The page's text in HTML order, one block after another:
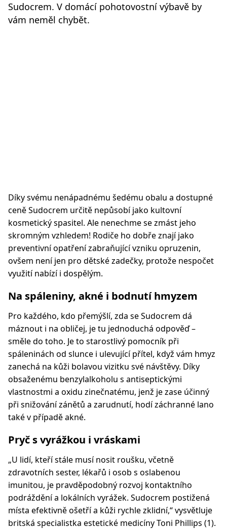
Sudocrem. V domácí pohotovostní výbavě by
vám neměl chybět.
Díky svému nenápadnému šedému obalu a dostupné
ceně Sudocrem určitě nepůsobí jako kultovní
kosmetický spasitel. Ale nenechme se zmást jeho
skromným vzhledem! Rodiče ho dobře znají jako
preventivní opatření zabraňující vzniku opruzenin,
ovšem není jen pro dětské zadečky, protože nespočet
využití nabízí i dospělým.
Na spáleniny, akné i bodnutí hmyzem
Pro každého, kdo přemýšlí, zda se Sudocrem dá
máznout i na obličej, je tu jednoduchá odpověď –
směle do toho. Je to starostlivý pomocník při
spáleninách od slunce i ulevující přítel, když vám hmyz
zanechá na kůži bolavou vizitku své návštěvy. Díky
obsaženému benzylalkoholu s antiseptickými
vlastnostmi a oxidu zinečnatému, jenž je zase účinný
při snižování zánětů a zarudnutí, hodí záchranné lano
také v případě akné.
Pryč s vyrážkou i vráskami
„U lidí, kteří stále musí nosit roušku, včetně
zdravotních sester, lékařů i osob s oslabenou
imunitou, je pravděpodobný rozvoj kontaktního
podráždění a lokálních vyrážek. Sudocrem postižená
místa efektivně ošetří a kůži rychle zklidní,“ vysvětluje
britská specialistka estetické medicíny Toni Phillips (1).